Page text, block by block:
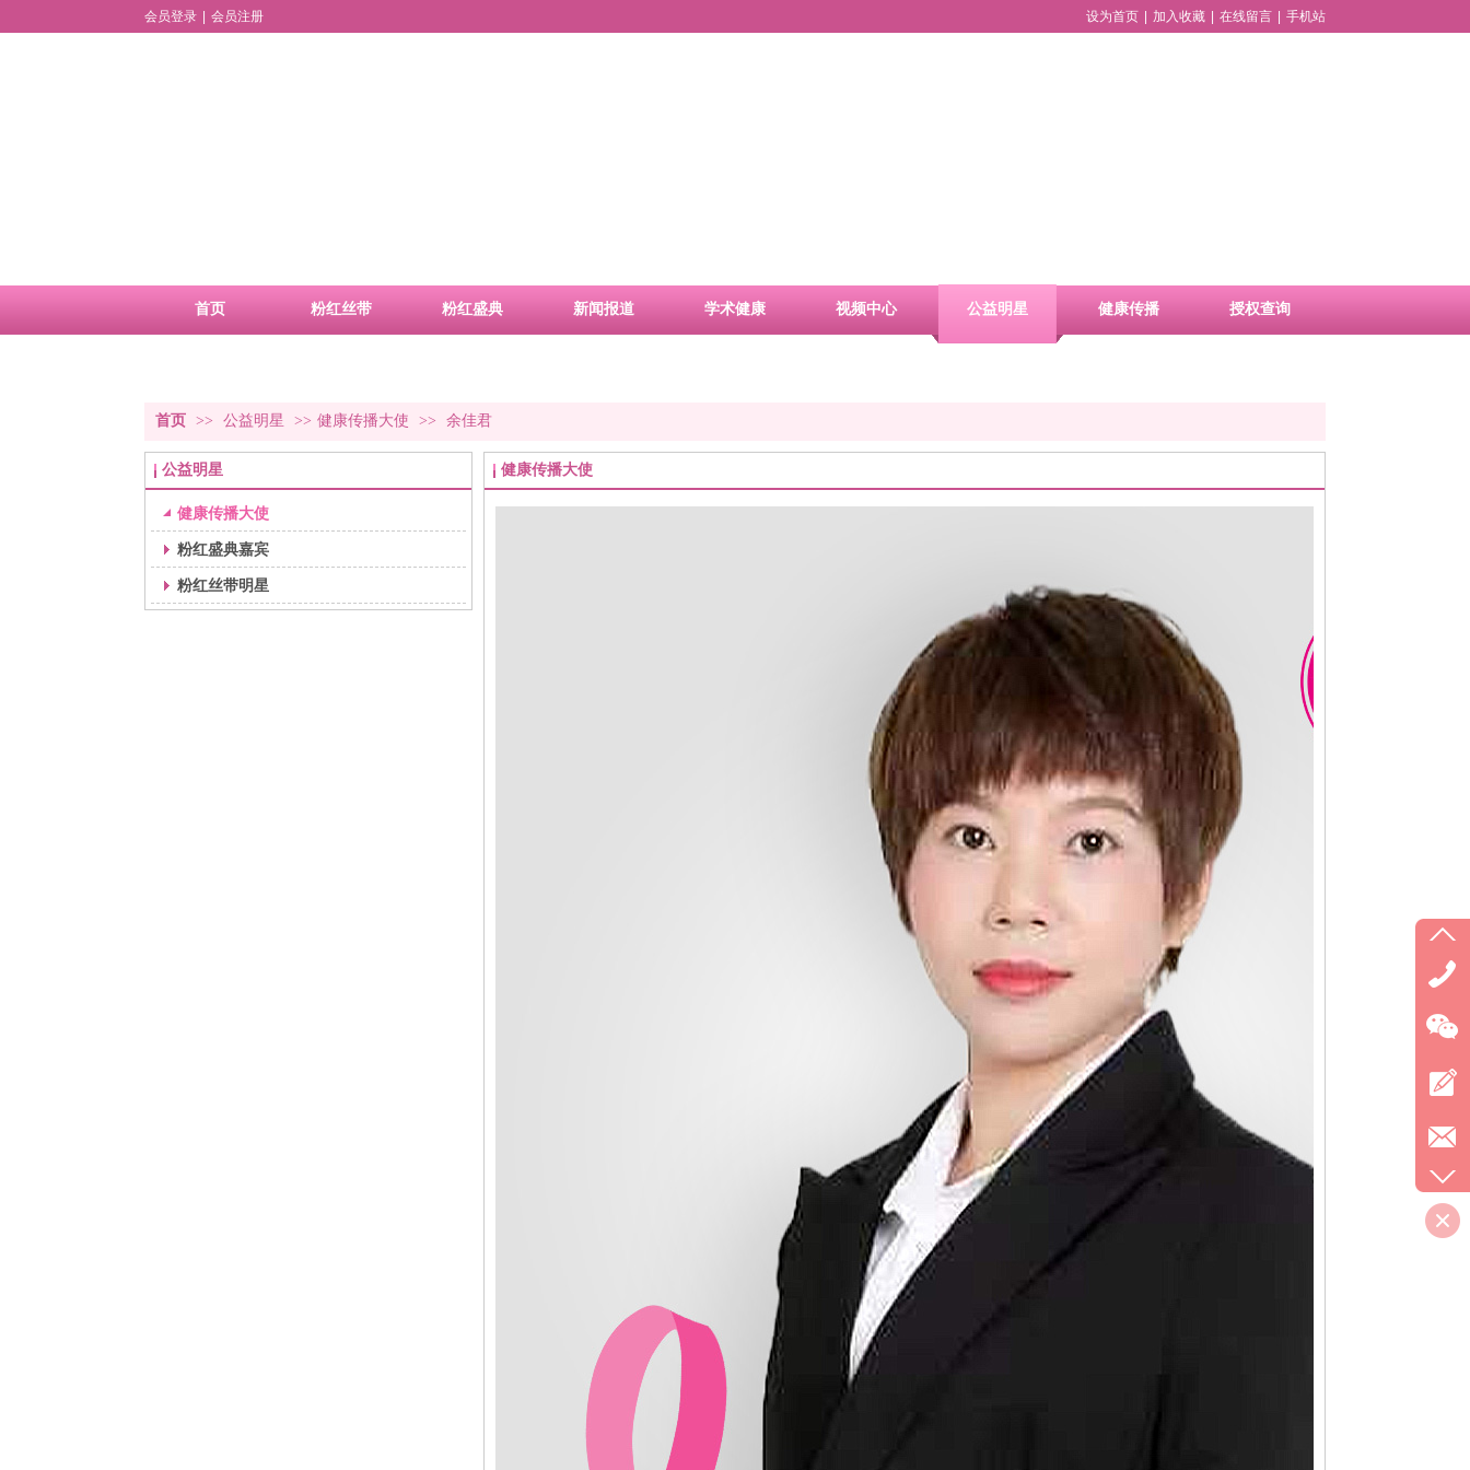
会员登录 会员注册 设为首页 加入收藏 在线留言 手机站
首页 粉红丝带 粉红盛典 新闻报道 学术健康 视频中心 公益明星 健康传播 授权查询
首页 >> 公益明星 >> 健康传播大使 >> 余佳君
公益明星
健康传播大使
粉红盛典嘉宾
粉红丝带明星
健康传播大使